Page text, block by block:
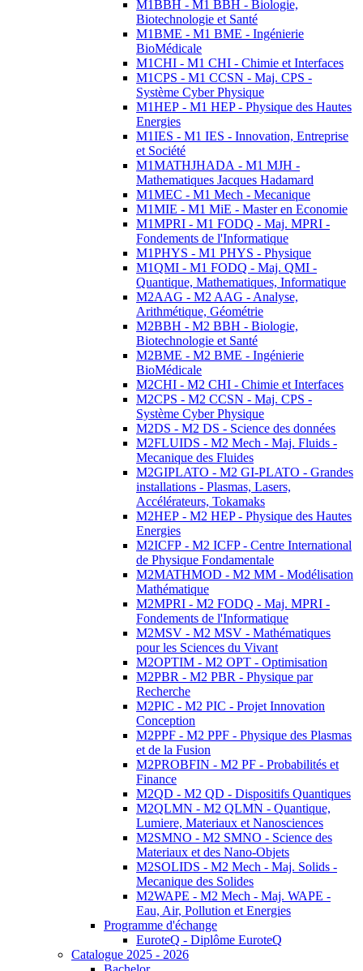
M1BBH - M1 BBH - Biologie,
Biotechnologie et Santé
M1BME - M1 BME - Ingénierie
BioMédicale
M1CHI - M1 CHI - Chimie et Interfaces
M1CPS - M1 CCSN - Maj. CPS -
Système Cyber Physique
M1HEP - M1 HEP - Physique des Hautes
Energies
M1IES - M1 IES - Innovation, Entreprise
et Société
M1MATHJHADA - M1 MJH -
Mathematiques Jacques Hadamard
M1MEC - M1 Mech - Mecanique
M1MIE - M1 MiE - Master en Economie
M1MPRI - M1 FODQ - Maj. MPRI -
Fondements de l'Informatique
M1PHYS - M1 PHYS - Physique
M1QMI - M1 FODQ - Maj. QMI -
Quantique, Mathematiques, Informatique
M2AAG - M2 AAG - Analyse,
Arithmétique, Géométrie
M2BBH - M2 BBH - Biologie,
Biotechnologie et Santé
M2BME - M2 BME - Ingénierie
BioMédicale
M2CHI - M2 CHI - Chimie et Interfaces
M2CPS - M2 CCSN - Maj. CPS -
Système Cyber Physique
M2DS - M2 DS - Science des données
M2FLUIDS - M2 Mech - Maj. Fluids -
Mecanique des Fluides
M2GIPLATO - M2 GI-PLATO - Grandes
installations - Plasmas, Lasers,
Accélérateurs, Tokamaks
M2HEP - M2 HEP - Physique des Hautes
Energies
M2ICFP - M2 ICFP - Centre International
de Physique Fondamentale
M2MATHMOD - M2 MM - Modélisation
Mathématique
M2MPRI - M2 FODQ - Maj. MPRI -
Fondements de l'Informatique
M2MSV - M2 MSV - Mathématiques
pour les Sciences du Vivant
M2OPTIM - M2 OPT - Optimisation
M2PBR - M2 PBR - Physique par
Recherche
M2PIC - M2 PIC - Projet Innovation
Conception
M2PPF - M2 PPF - Physique des Plasmas
et de la Fusion
M2PROBFIN - M2 PF - Probabilités et
Finance
M2QD - M2 QD - Dispositifs Quantiques
M2QLMN - M2 QLMN - Quantique,
Lumiere, Materiaux et Nanosciences
M2SMNO - M2 SMNO - Science des
Materiaux et des Nano-Objets
M2SOLIDS - M2 Mech - Maj. Solids -
Mecanique des Solides
M2WAPE - M2 Mech - Maj. WAPE -
Eau, Air, Pollution et Energies
Programme d'échange
EuroteQ - Diplôme EuroteQ
Catalogue 2025 - 2026